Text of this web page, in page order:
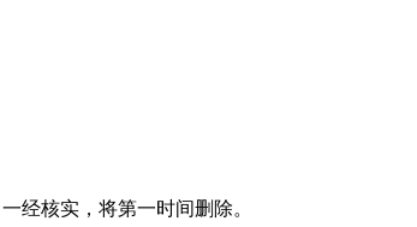
经核实，将第一时间删除。